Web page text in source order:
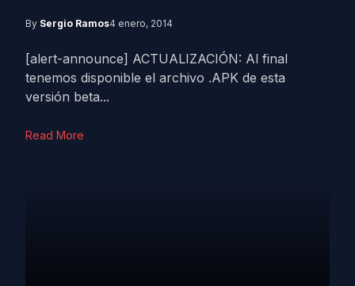
By Sergio Ramos4 enero, 2014
[alert-announce] ACTUALIZACIÓN: Al final
tenemos disponible el archivo .APK de esta
versión beta...
Read More